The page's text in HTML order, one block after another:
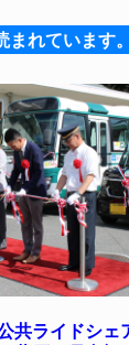
a
d
s
e
b
o
o
k
まれています。
共ライドシ